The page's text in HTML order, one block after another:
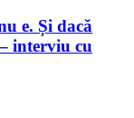
e. Și dacă
interviu cu